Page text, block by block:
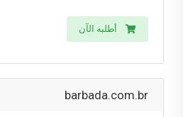
أطلبه الآن
barbada.com.br